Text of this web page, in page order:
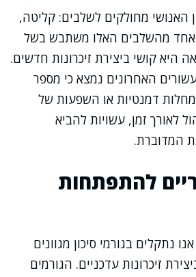
האנושי מחולקים לשלבים: קליטה,
אחד מהשלבים האלו משתבש בשל
היא קושי ביצירת זיכרונות חדשים.
האחרונים נמצא כי מספר
מחלות דמנטיות או השפעות של
לאורך זמן, עשויות להביא
המדוברת.
להתפתחות
נתקלים בגורמי סיכון מגוונים
זיכרונות עדכניים. הגורמים